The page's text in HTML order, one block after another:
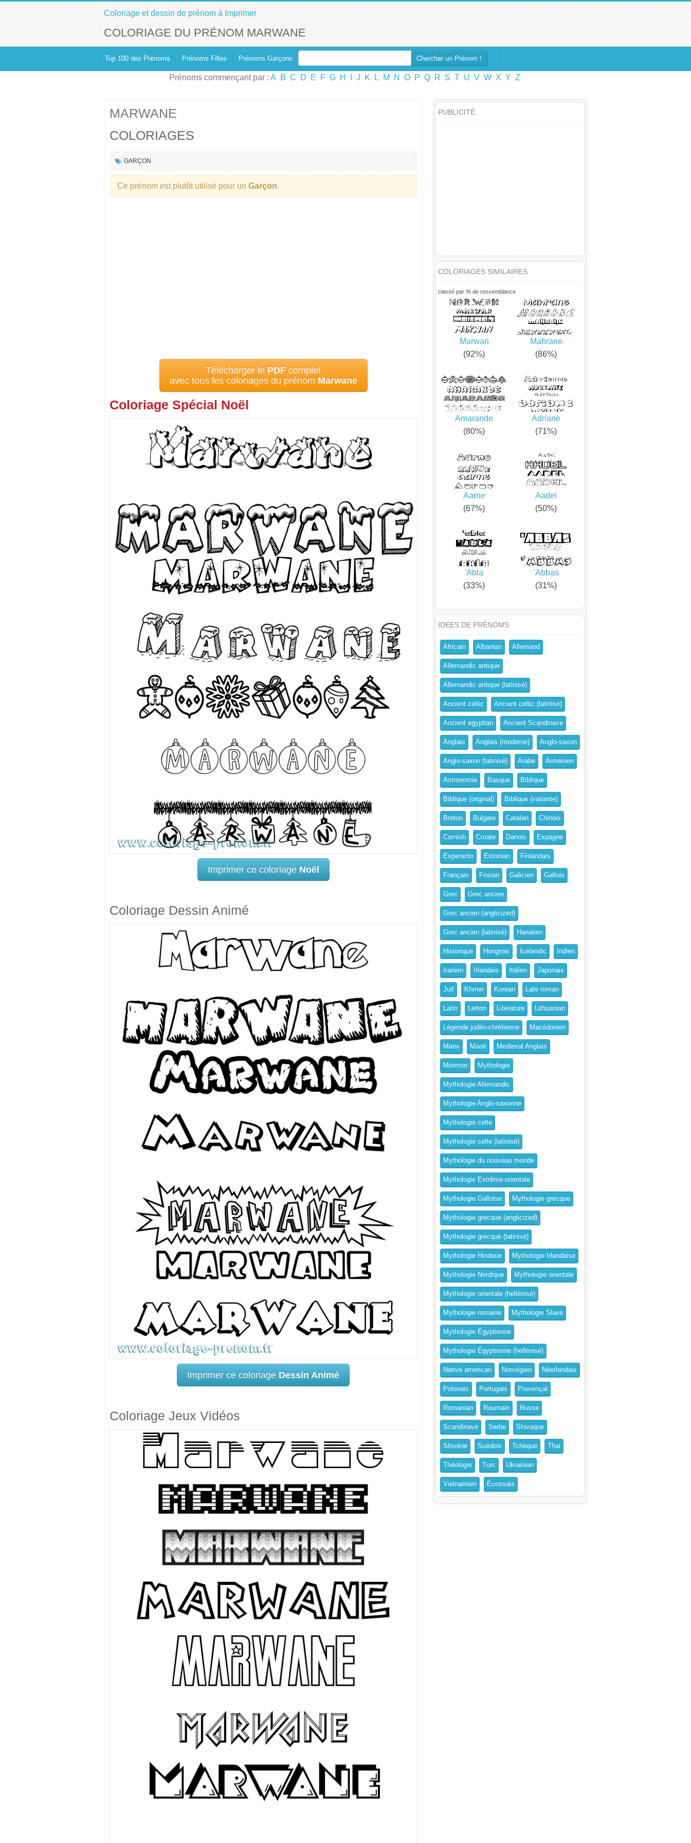
Coloriage et dessin de prénom à Imprimer
COLORIAGE DU PRÉNOM MARWANE
Top 100 des Prénoms Prénoms Filles Prénoms Garçons Chercher un Prénom !
Prénoms commençant par : A B C D E F G H J K L M N O P Q R S T U V W X Y Z
MARWANE
COLORIAGES
GARÇON
Ce prénom est plutôt utilisé pour un Garçon.
Télécharger le PDF complet
avec tous les coloriages du prénom Marwane
Coloriage Spécial Noël
Imprimer ce coloriage Noël
Coloriage Dessin Animé
Imprimer ce coloriage Dessin Animé
Coloriage Jeux Vidéos
PUBLICITÉ
COLORIAGES SIMILAIRES
classé par % de ressemblance
Marwan
(92%)
Mahrane
(86%)
Amarande
(80%)
Adriane
(71%)
Aarne
(67%)
Aadel
(50%)
'Abla
(33%)
'Abbas
(31%)
IDÉES DE PRÉNOMS
Africain Albanian Allemand
Allemandic antique
Allemandic antique (latinisé)
Ancient celtic Ancient celtic (latinisé)
Ancient egyptian Ancient Scandinave
Anglais Anglais (moderne) Anglo-saxon
Anglo-saxon (latinisé) Arabe Arménien
Astronomie Basque Biblique
Biblique (original) Biblique (variante)
Breton Bulgare Catalan Chinois
Cornish Croate Danois Espagne
Esperanto Estonian Finlandais
Français Frisian Galicien Gallois
Grec Grec ancien
Grec ancien (anglicized)
Grec ancien (latinisé) Hawaïen
Historique Hongrois Icelandic Indien
Iranien Irlandais Italien Japonais
Juif Khmer Korean Late roman
Latin Letton Literature Lithuanian
Légende judéo-chrétienne Macédonien
Manx Maori Medieval Anglais
Mormon Mythologie
Mythologie Allemandic
Mythologie Anglo-saxonne
Mythologie celte
Mythologie celte (latinisé)
Mythologie du nouveau monde
Mythologie Extrême-orientale
Mythologie Galloise Mythologie grecque
Mythologie grecque (anglicized)
Mythologie grecque (latinisé)
Mythologie Hindoue Mythologie Irlandaise
Mythologie Nordique Mythologie orientale
Mythologie orientale (hellénisé)
Mythologie romaine Mythologie Slave
Mythologie Égyptienne
Mythologie Égyptienne (hellénisé)
Native american Norvégien Néerlandais
Polonais Portugais Provençal
Romanian Roumain Russe
Scandinave Serbe Slovaque
Slovène Suédois Tchèque Thai
Théologie Turc Ukrainian
Vietnamien Écossais